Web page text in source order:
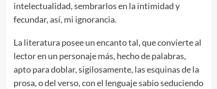
intelectualidad, sembrarlos en la intimidad y
fecundar, así, mi ignorancia.
La literatura posee un encanto tal, que convierte al
lector en un personaje más, hecho de palabras,
apto para doblar, sigilosamente, las esquinas de la
prosa, o del verso, con el lenguaje sabio seduciendo